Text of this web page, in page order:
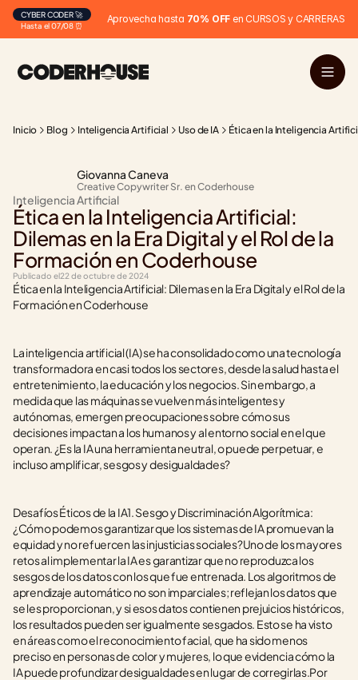
Hasta el 07/08 ⏰
CYBER CODER 🚀 Aprovecha hasta 70% OFF en CURSOS y CARRERAS
Inicio Blog Inteligencia Artificial Uso de IA Ética en la Inteligencia
Giovanna Caneva
Creative Copywriter Sr. en Coderhouse
Inteligencia Artificial
Ética en la Inteligencia Artificial:
Dilemas en la Era Digital y el Rol de la
Formación en Coderhouse
Publicado el22 de octubre de 2024
Ética en la Inteligencia Artificial: Dilemas en la Era Digital y el Rol de la
Formación en Coderhouse
La inteligencia artificial (IA) se ha consolidado como una tecnología
transformadora en casi todos los sectores, desde la salud hasta el
entretenimiento, la educación y los negocios. Sin embargo, a
medida que las máquinas se vuelven más inteligentes y
autónomas, emergen preocupaciones sobre cómo sus
decisiones impactan a los humanos y al entorno social en el que
operan. ¿Es la IA una herramienta neutral, o puede perpetuar, e
incluso amplificar, sesgos y desigualdades?
Desafíos Éticos de la IA1. Sesgo y Discriminación Algorítmica:
¿Cómo podemos garantizar que los sistemas de IA promuevan la
equidad y no refuercen las injusticias sociales?Uno de los mayores
retos al implementar la IA es garantizar que no reproduzca los
sesgos de los datos con los que fue entrenada. Los algoritmos de
aprendizaje automático no son imparciales; reflejan los datos que
se les proporcionan, y si esos datos contienen prejuicios históricos,
los resultados pueden ser igualmente sesgados. Esto se ha visto
en áreas como el reconocimiento facial, que ha sido menos
preciso en personas de color y mujeres, lo que evidencia cómo la
IA puede profundizar desigualdades en lugar de corregirlas.Por